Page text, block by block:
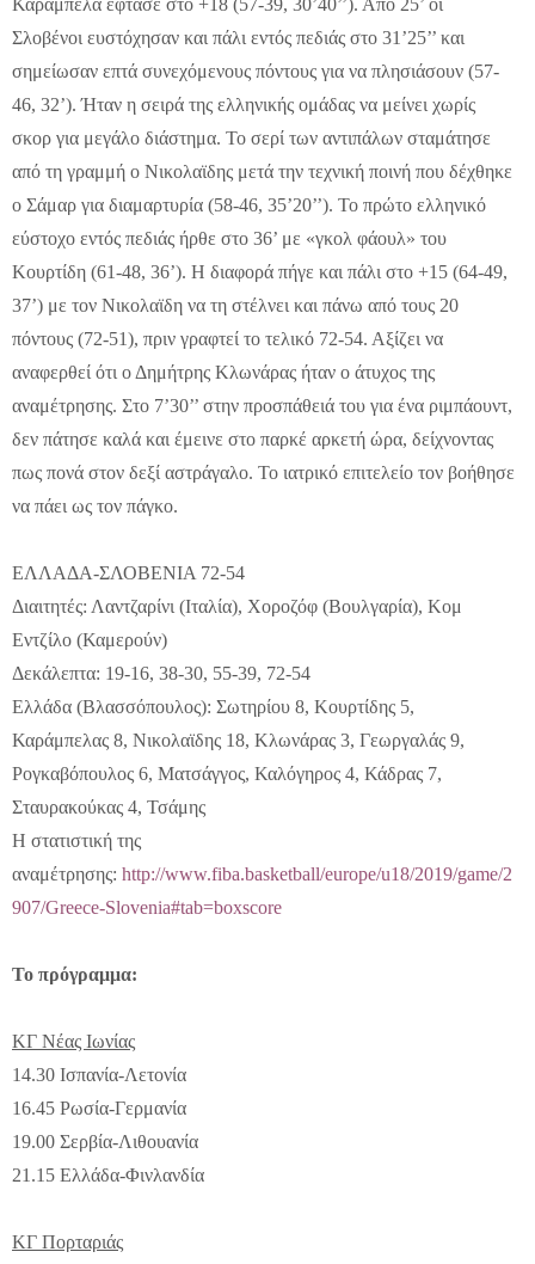
Σλοβένοι ευστόχησαν και πάλι εντός πεδιάς στο 31’25’’ και
σημείωσαν επτά συνεχόμενους πόντους για να πλησιάσουν (57-
46, 32’). Ήταν η σειρά της ελληνικής ομάδας να μείνει χωρίς
σκορ για μεγάλο διάστημα. Το σερί των αντιπάλων σταμάτησε
από τη γραμμή ο Νικολαϊδης μετά την τεχνική ποινή που δέχθηκε
ο Σάμαρ για διαμαρτυρία (58-46, 35’20’’). Το πρώτο ελληνικό
εύστοχο εντός πεδιάς ήρθε στο 36’ με «γκολ φάουλ» του
Κουρτίδη (61-48, 36’). Η διαφορά πήγε και πάλι στο +15 (64-49,
37’) με τον Νικολαϊδη να τη στέλνει και πάνω από τους 20
πόντους (72-51), πριν γραφτεί το τελικό 72-54. Αξίζει να
αναφερθεί ότι ο Δημήτρης Κλωνάρας ήταν ο άτυχος της
αναμέτρησης. Στο 7’30’’ στην προσπάθειά του για ένα ριμπάουντ,
δεν πάτησε καλά και έμεινε στο παρκέ αρκετή ώρα, δείχνοντας
πως πονά στον δεξί αστράγαλο. Το ιατρικό επιτελείο τον βοήθησε
να πάει ως τον πάγκο.
ΕΛΛΑΔΑ-ΣΛΟΒΕΝΙΑ 72-54
Διαιτητές: Λαντζαρίνι (Ιταλία), Χοροζόφ (Βουλγαρία), Κομ
Εντζίλο (Καμερούν)
Δεκάλεπτα: 19-16, 38-30, 55-39, 72-54
Ελλάδα (Βλασσόπουλος): Σωτηρίου 8, Κουρτίδης 5,
Καράμπελας 8, Νικολαϊδης 18, Κλωνάρας 3, Γεωργαλάς 9,
Ρογκαβόπουλος 6, Ματσάγγος, Καλόγηρος 4, Κάδρας 7,
Σταυρακούκας 4, Τσάμης
Η στατιστική της
αναμέτρησης: http://www.fiba.basketball/europe/u18/2019/game/2
907/Greece-Slovenia#tab=boxscore
Το πρόγραμμα:
ΚΓ Νέας Ιωνίας
14.30 Ισπανία-Λετονία
16.45 Ρωσία-Γερμανία
19.00 Σερβία-Λιθουανία
21.15 Ελλάδα-Φινλανδία
ΚΓ Πορταριάς